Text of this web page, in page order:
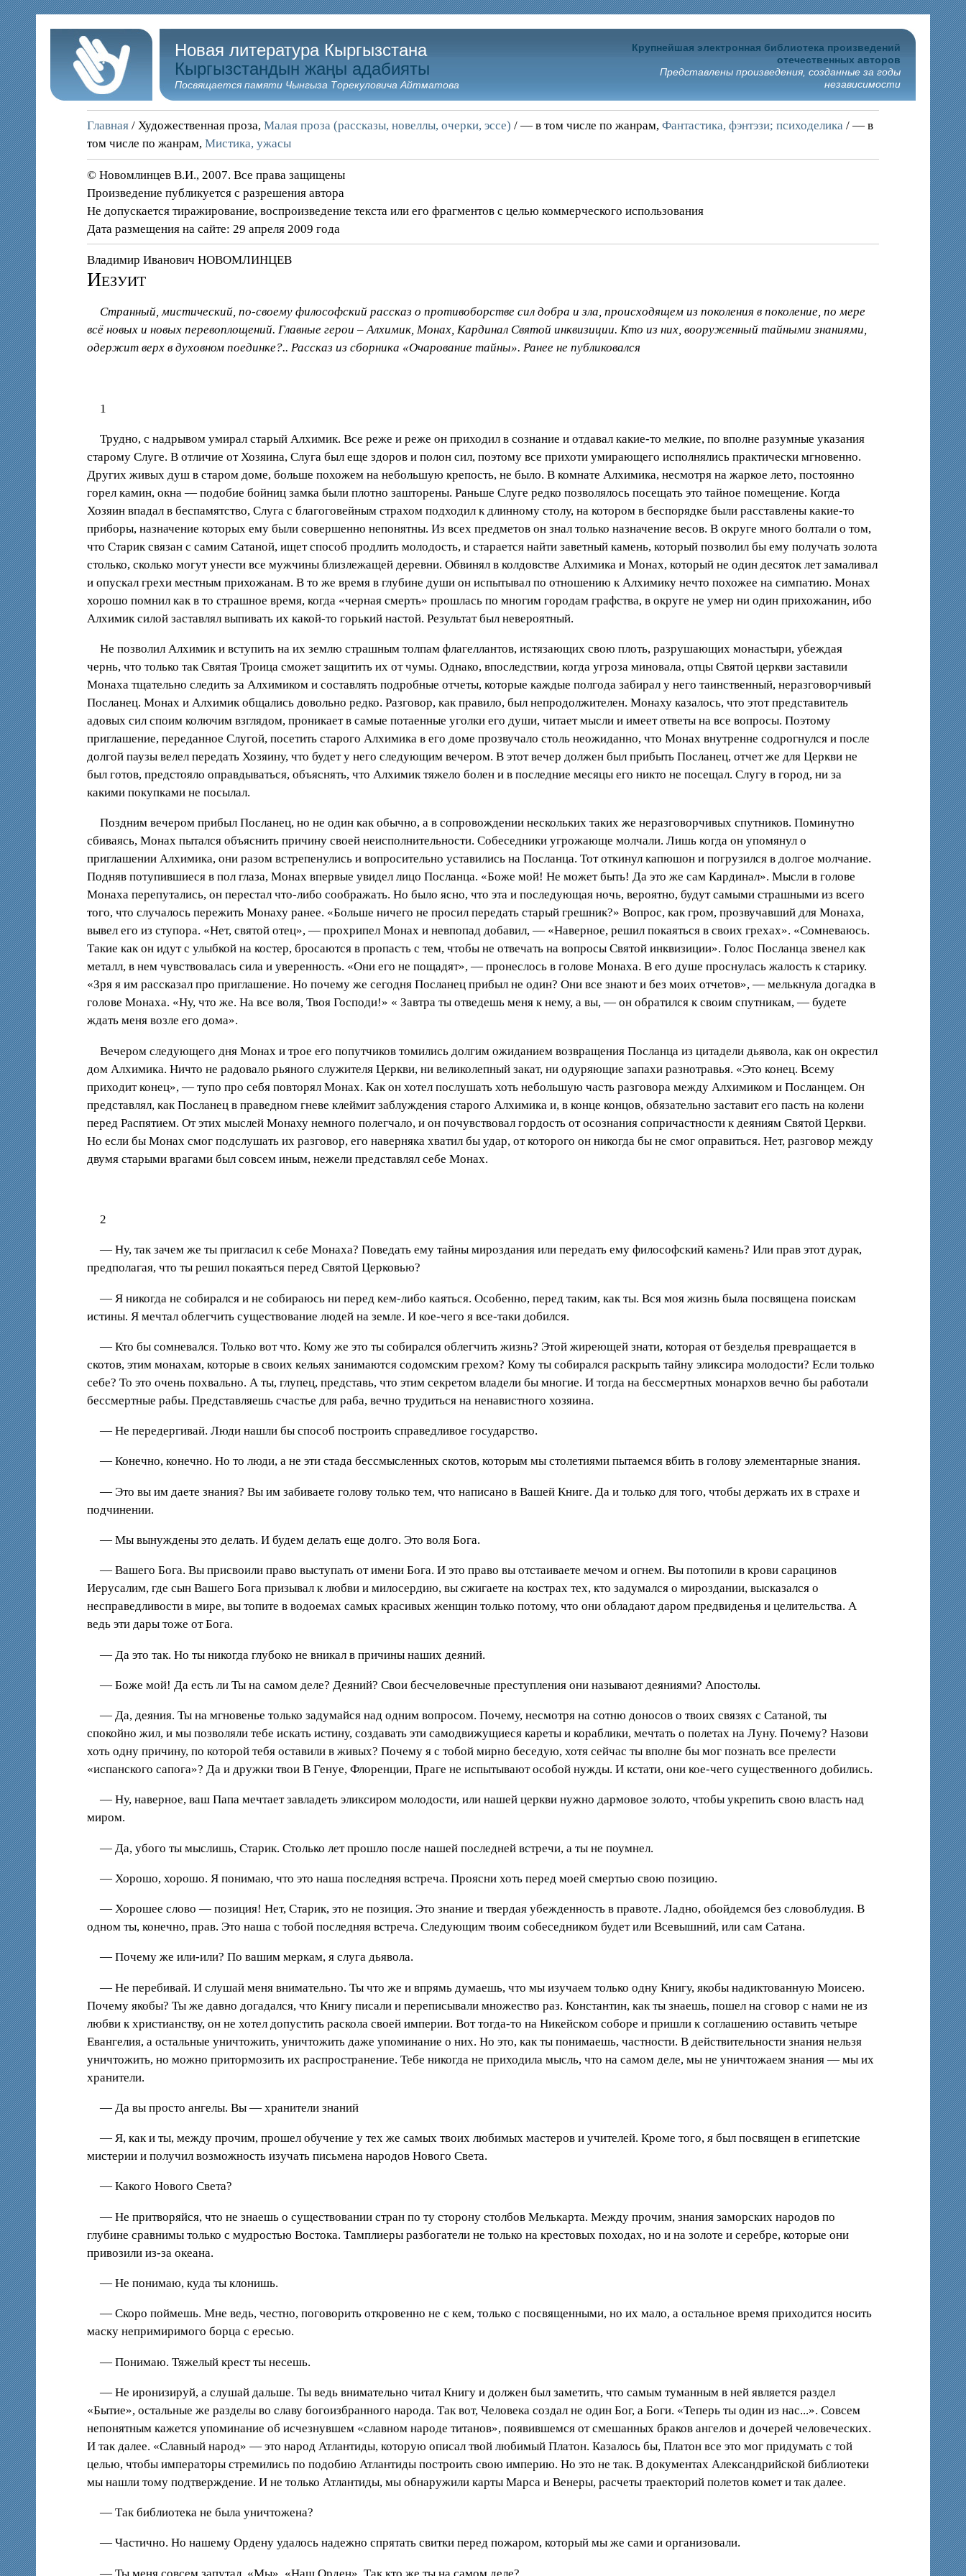
Новая литература Кыргызстана
Кыргызстандын жаңы адабияты
Посвящается памяти Чынгыза Торекуловича Айтматова
Крупнейшая электронная библиотека произведений
отечественных авторов
Представлены произведения, созданные за годы
независимости
Главная / Художественная проза,Малая проза (рассказы, новеллы, очерки, эссе) / — в том числе по жанрам,Фантастика, фэнтэзи; психоделика / — в
том числе по жанрам,Мистика, ужасы
© Новомлинцев В.И., 2007. Все права защищены
Произведение публикуется с разрешения автора
Не допускается тиражирование, воспроизведение текста или его фрагментов с целью коммерческого использования
Дата размещения на сайте: 29 апреля 2009 года
Владимир Иванович НОВОМЛИНЦЕВ
Иезуит
Странный, мистический, по-своему философский рассказ о противоборстве сил добра и зла, происходящем из поколения в поколение, по мере
всё новых и новых перевоплощений. Главные герои – Алхимик, Монах, Кардинал Святой инквизиции. Кто из них, вооруженный тайными знаниями,
одержит верх в духовном поединке?.. Рассказ из сборника «Очарование тайны». Ранее не публиковался
1
Трудно, с надрывом умирал старый Алхимик. Все реже и реже он приходил в сознание и отдавал какие-то мелкие, по вполне разумные указания
старому Слуге. В отличие от Хозяина, Слуга был еще здоров и полон сил, поэтому все прихоти умирающего исполнялись практически мгновенно.
Других живых душ в старом доме, больше похожем на небольшую крепость, не было. В комнате Алхимика, несмотря на жаркое лето, постоянно
горел камин, окна — подобие бойниц замка были плотно зашторены. Раньше Слуге редко позволялось посещать это тайное помещение. Когда
Хозяин впадал в беспамятство, Слуга с благоговейным страхом подходил к длинному столу, на котором в беспорядке были расставлены какие-то
приборы, назначение которых ему были совершенно непонятны. Из всех предметов он знал только назначение весов. В округе много болтали о том,
что Старик связан с самим Сатаной, ищет способ продлить молодость, и старается найти заветный камень, который позволил бы ему получать золота
столько, сколько могут унести все мужчины близлежащей деревни. Обвинял в колдовстве Алхимика и Монах, который не один десяток лет замаливал
и опускал грехи местным прихожанам. В то же время в глубине души он испытывал по отношению к Алхимику нечто похожее на симпатию. Монах
хорошо помнил как в то страшное время, когда «черная смерть» прошлась по многим городам графства, в округе не умер ни один прихожанин, ибо
Алхимик силой заставлял выпивать их какой-то горький настой. Результат был невероятный.
Не позволил Алхимик и вступить на их землю страшным толпам флагеллантов, истязающих свою плоть, разрушающих монастыри, убеждая
чернь, что только так Святая Троица сможет защитить их от чумы. Однако, впоследствии, когда угроза миновала, отцы Святой церкви заставили
Монаха тщательно следить за Алхимиком и составлять подробные отчеты, которые каждые полгода забирал у него таинственный, неразговорчивый
Посланец. Монах и Алхимик общались довольно редко. Разговор, как правило, был непродолжителен. Монаху казалось, что этот представитель
адовых сил споим колючим взглядом, проникает в самые потаенные уголки его души, читает мысли и имеет ответы на все вопросы. Поэтому
приглашение, переданное Слугой, посетить старого Алхимика в его доме прозвучало столь неожиданно, что Монах внутренне содрогнулся и после
долгой паузы велел передать Хозяину, что будет у него следующим вечером. В этот вечер должен был прибыть Посланец, отчет же для Церкви не
был готов, предстояло оправдываться, объяснять, что Алхимик тяжело болен и в последние месяцы его никто не посещал. Слугу в город, ни за
какими покупками не посылал.
Поздним вечером прибыл Посланец, но не один как обычно, а в сопровождении нескольких таких же неразговорчивых спутников. Поминутно
сбиваясь, Монах пытался объяснить причину своей неисполнительности. Собеседники угрожающе молчали. Лишь когда он упомянул о
приглашении Алхимика, они разом встрепенулись и вопросительно уставились на Посланца. Тот откинул капюшон и погрузился в долгое молчание.
Подняв потупившиеся в пол глаза, Монах впервые увидел лицо Посланца. «Боже мой! Не может быть! Да это же сам Кардинал». Мысли в головe
Монаха перепутались, он перестал что-либо соображать. Но было ясно, что эта и последующая ночь, вероятно, будут самыми страшными из всего
того, что случалось пережить Монаху ранее. «Больше ничего не просил передать старый грешник?» Вопрос, как гром, прозвучавший для Монаха,
вывел его из ступора. «Нет, святой отец», — прохрипел Монах и невпопад добавил, — «Наверное, решил покаяться в своих грехах». «Сомневаюсь.
Такие как он идут с улыбкой на костер, бросаются в пропасть с тем, чтобы не отвечать на вопросы Святой инквизиции». Голос Посланца звенел как
металл, в нем чувствовалась сила и уверенность. «Они его не пощадят», — пронеслось в голове Монаха. В его душе проснулась жалость к старику.
«Зря я им рассказал про приглашение. Но почему же сегодня Посланец прибыл не один? Они все знают и без моих отчетов», — мелькнула догадка в
голове Монаха. «Ну, что же. На все воля, Твоя Господи!» « Завтра ты отведешь меня к нему, а вы, — он обратился к своим спутникам, — будете
ждать меня возле его дома».
Вечером следующего дня Монах и трое его попутчиков томились долгим ожиданием возвращения Посланца из цитадели дьявола, как он окрестил
дом Алхимика. Ничто не радовало рьяного служителя Церкви, ни великолепный закат, ни одуряющие запахи разнотравья. «Это конец. Всему
приходит конец», — тупо про себя повторял Монах. Как он хотел послушать хоть небольшую часть разговора между Алхимиком и Посланцем. Он
представлял, как Посланец в праведном гневе клеймит заблуждения старого Алхимика и, в конце концов, обязательно заставит его пасть на колени
перед Распятием. От этих мыслей Монаху немного полегчало, и он почувствовал гордость от осознания сопричастности к деяниям Святой Церкви.
Но если бы Монах смог подслушать их разговор, его наверняка хватил бы удар, от которого он никогда бы не смог оправиться. Нет, разговор между
двумя старыми врагами был совсем иным, нежели представлял себе Монах.
2
— Ну, так зачем же ты пригласил к себе Монаха? Поведать ему тайны мироздания или передать ему философский камень? Или прав этот дурак,
предполагая, что ты решил покаяться перед Святой Церковью?
— Я никогда не собирался и не собираюсь ни перед кем-либо каяться. Особенно, перед таким, как ты. Вся моя жизнь была посвящена поискам
истины. Я мечтал облегчить существование людей на земле. И кое-чего я все-таки добился.
— Кто бы сомневался. Только вот что. Кому же это ты собирался облегчить жизнь? Этой жиреющей знати, которая от безделья превращается в
скотов, этим монахам, которые в своих кельях занимаются содомским грехом? Кому ты собирался раскрыть тайну эликсира молодости? Если только
себе? То это очень похвально. А ты, глупец, представь, что этим секретом владели бы многие. И тогда на бессмертных монархов вечно бы работали
бессмертные рабы. Представляешь счастье для раба, вечно трудиться на ненавистного хозяина.
— Не передергивай. Люди нашли бы способ построить справедливое государство.
— Конечно, конечно. Но то люди, а не эти стада бессмысленных скотов, которым мы столетиями пытаемся вбить в голову элементарные знания.
— Это вы им даете знания? Вы им забиваете голову только тем, что написано в Вашей Книге. Да и только для того, чтобы держать их в страхе и
подчинении.
— Мы вынуждены это делать. И будем делать еще долго. Это воля Бога.
— Вашего Бога. Вы присвоили право выступать от имени Бога. И это право вы отстаиваете мечом и огнем. Вы потопили в крови сарацинов
Иерусалим, где сын Вашего Бога призывал к любви и милосердию, вы сжигаете на кострах тех, кто задумался о мироздании, высказался о
несправедливости в мире, вы топите в водоемах самых красивых женщин только потому, что они обладают даром предвиденья и целительства. А
ведь эти дары тоже от Бога.
— Да это так. Но ты никогда глубоко не вникал в причины наших деяний.
— Боже мой! Да есть ли Ты на самом деле? Деяний? Свои бесчеловечные преступления они называют деяниями? Апостолы.
— Да, деяния. Ты на мгновенье только задумайся над одним вопросом. Почему, несмотря на сотню доносов о твоих связях с Сатаной, ты
спокойно жил, и мы позволяли тебе искать истину, создавать эти самодвижущиеся кареты и кораблики, мечтать о полетах на Луну. Почему? Назови
хоть одну причину, по которой тебя оставили в живых? Почему я с тобой мирно беседую, хотя сейчас ты вполне бы мог познать все прелести
«испанского сапога»? Да и дружки твои В Генуе, Флоренции, Праге не испытывают особой нужды. И кстати, они кое-чего существенного добились.
— Ну, наверное, ваш Папа мечтает завладеть эликсиром молодости, или нашей церкви нужно дармовое золото, чтобы укрепить свою власть над
миром.
— Да, убого ты мыслишь, Старик. Столько лет прошло после нашей последней встречи, а ты не поумнел.
— Хорошо, хорошо. Я понимаю, что это наша последняя встреча. Проясни хоть перед моей смертью свою позицию.
— Хорошее слово — позиция! Нет, Старик, это не позиция. Это знание и твердая убежденность в правоте. Ладно, обойдемся без словоблудия. В
одном ты, конечно, прав. Это наша с тобой последняя встреча. Следующим твоим собеседником будет или Всевышний, или сам Сатана.
— Почему же или-или? По вашим меркам, я слуга дьявола.
— Не перебивай. И слушай меня внимательно. Ты что же и впрямь думаешь, что мы изучаем только одну Книгу, якобы надиктованную Моисею.
Почему якобы? Ты же давно догадался, что Книгу писали и переписывали множество раз. Константин, как ты знаешь, пошел на сговор с нами не из
любви к христианству, он не хотел допустить раскола своей империи. Вот тогда-то на Никейском соборе и пришли к соглашению оставить четыре
Евангелия, а остальные уничтожить, уничтожить даже упоминание о них. Но это, как ты понимаешь, частности. В действительности знания нельзя
уничтожить, но можно притормозить их распространение. Тебе никогда не приходила мысль, что на самом деле, мы не уничтожаем знания — мы их
хранители.
— Да вы просто ангелы. Вы — хранители знаний
— Я, как и ты, между прочим, прошел обучение у тех же самых твоих любимых мастеров и учителей. Кроме того, я был посвящен в египетские
мистерии и получил возможность изучать письмена народов Нового Света.
— Какого Нового Света?
— Не притворяйся, что не знаешь о существовании стран по ту сторону столбов Мелькарта. Между прочим, знания заморских народов по
глубине сравнимы только с мудростью Востока. Тамплиеры разбогатели не только на крестовых походах, но и на золоте и серебре, которые они
привозили из-за океана.
— Не понимаю, куда ты клонишь.
— Скоро поймешь. Мне ведь, честно, поговорить откровенно не с кем, только с посвященными, но их мало, а остальное время приходится носить
маску непримиримого борца с ересью.
— Понимаю. Тяжелый крест ты несешь.
— Не иронизируй, а слушай дальше. Ты ведь внимательно читал Книгу и должен был заметить, что самым туманным в ней является раздел
«Бытие», остальные же разделы во славу богоизбранного народа. Так вот, Человека создал не один Бог, а Боги. «Теперь ты один из нас...». Совсем
непонятным кажется упоминание об исчезнувшем «славном народе титанов», появившемся от смешанных браков ангелов и дочерей человеческих.
И так далее. «Славный народ» — это народ Атлантиды, которую описал твой любимый Платон. Казалось бы, Платон все это мог придумать с той
целью, чтобы императоры стремились по подобию Атлантиды построить свою империю. Но это не так. В документах Александрийской библиотеки
мы нашли тому подтверждение. И не только Атлантиды, мы обнаружили карты Марса и Венеры, расчеты траекторий полетов комет и так далее.
— Так библиотека не была уничтожена?
— Частично. Но нашему Ордену удалось надежно спрятать свитки перед пожаром, который мы же сами и организовали.
— Ты меня совсем запутал. «Мы», «Наш Орден». Так кто же ты на самом деле?